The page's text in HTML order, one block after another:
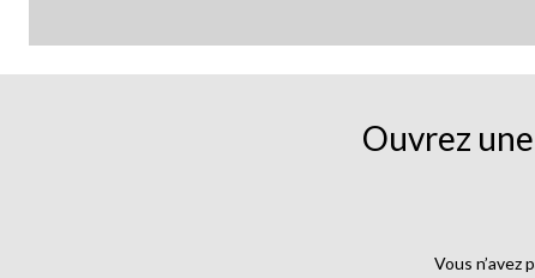
Ouvrez
Vous n’avez